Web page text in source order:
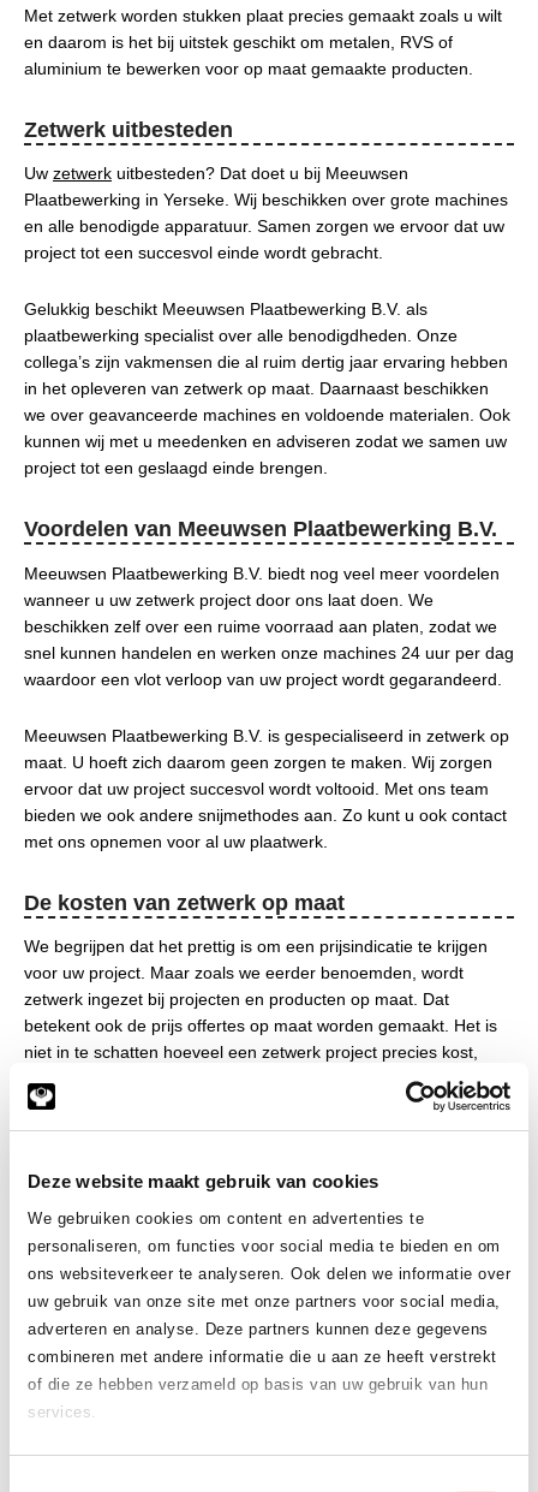
Deze website maakt gebruik van cookies
We gebruiken cookies om content en advertenties te
personaliseren, om functies voor social media te bieden en om
ons websiteverkeer te analyseren. Ook delen we informatie over
uw gebruik van onze site met onze partners voor social media,
adverteren en analyse. Deze partners kunnen deze gegevens
combineren met andere informatie die u aan ze heeft verstrekt
of die ze hebben verzameld op basis van uw gebruik van hun
services.
Met zetwerk worden stukken plaat precies gemaakt zoals u wilt
en daarom is het bij uitstek geschikt om metalen, RVS of
aluminium te bewerken voor op maat gemaakte producten.
Zetwerk uitbesteden
Uw zetwerk uitbesteden? Dat doet u bij Meeuwsen
Plaatbewerking in Yerseke. Wij beschikken over grote machines
en alle benodigde apparatuur. Samen zorgen we ervoor dat uw
project tot een succesvol einde wordt gebracht.
Gelukkig beschikt Meeuwsen Plaatbewerking B.V. als
plaatbewerking specialist over alle benodigdheden. Onze
collega’s zijn vakmensen die al ruim dertig jaar ervaring hebben
in het opleveren van zetwerk op maat. Daarnaast beschikken
we over geavanceerde machines en voldoende materialen. Ook
kunnen wij met u meedenken en adviseren zodat we samen uw
project tot een geslaagd einde brengen.
Voordelen van Meeuwsen Plaatbewerking B.V.
Meeuwsen Plaatbewerking B.V. biedt nog veel meer voordelen
wanneer u uw zetwerk project door ons laat doen. We
beschikken zelf over een ruime voorraad aan platen, zodat we
snel kunnen handelen en werken onze machines 24 uur per dag
waardoor een vlot verloop van uw project wordt gegarandeerd.
Meeuwsen Plaatbewerking B.V. is gespecialiseerd in zetwerk op
maat. U hoeft zich daarom geen zorgen te maken. Wij zorgen
ervoor dat uw project succesvol wordt voltooid. Met ons team
bieden we ook andere snijmethodes aan. Zo kunt u ook contact
met ons opnemen voor al uw plaatwerk.
De kosten van zetwerk op maat
We begrijpen dat het prettig is om een prijsindicatie te krijgen
voor uw project. Maar zoals we eerder benoemden, wordt
zetwerk ingezet bij projecten en producten op maat. Dat
betekent ook de prijs offertes op maat worden gemaakt. Het is
niet in te schatten hoeveel een zetwerk project precies kost,
zonder uitvoerige informatie over het project of product. De prijs
hangt namelijk af van meerdere factoren zoals materiaalkeuze
en productafmetingen. Een offerte op maat met prijsindicatie is
Zet uw opdracht bij ons uit
Bent u op zoek naar een betrouwbaar zetwerk bedrijf voor uw
bedrijf in Limburg? Aarzel dan niet om contact op te nemen met
ons. We staan klaar om alle mogelijkheden met u te bespreken
en een persoonlijke offerte voor u op te stellen.
U kunt ons eenvoudig bereiken via de contactpagina
direct contact? Bel ons gerust op+31(0) 113 57 38 78. We